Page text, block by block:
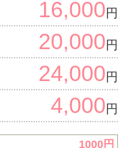
16,000円
20,000円
24,000円
4,000円
1000 円